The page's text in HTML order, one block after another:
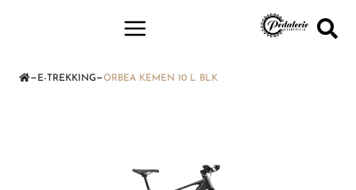
— E-TREKKING—ORBEA KEMEN 10 L BLK